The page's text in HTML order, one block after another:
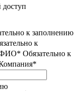
доступ
к заполнению
к
Обязательно к